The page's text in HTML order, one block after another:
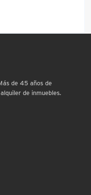
de 45 años de
de inmuebles.